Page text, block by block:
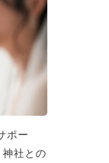
ポー
神社との